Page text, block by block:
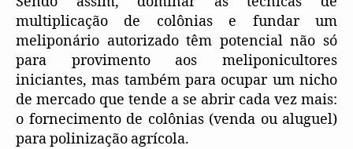
multiplicação de colônias e fundar um
meliponário autorizado têm potencial não só
para provimento aos meliponicultores
iniciantes, mas também para ocupar um nicho
de mercado que tende a se abrir cada vez mais:
o fornecimento de colônias (venda ou aluguel)
para polinização agrícola.